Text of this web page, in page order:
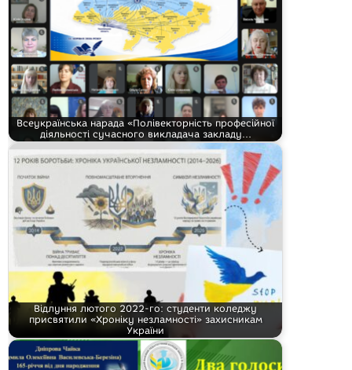
Всеукраїнська нарада «Полівекторність професійної
діяльності сучасного викладача закладу…
Відлуння лютого 2022-го: студенти коледжу
присвятили «Хроніку незламності» захисникам
України